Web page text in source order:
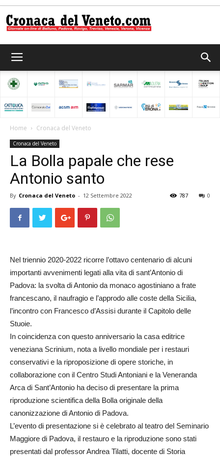
del
Home Cronaca del Veneto
Cronaca del Veneto
La Bolla papale che rese
Antonio santo
By Cronaca del Veneto - 12 Settembre 2022 0
787
Nel triennio 2020-2022 ricorre l’ottavo centenario di alcuni
importanti avvenimenti legati alla vita di sant’Antonio di
Padova: la svolta di Antonio da monaco agostiniano a frate
francescano, il naufragio e l’approdo alle coste della Sicilia,
l’incontro con Francesco d’Assisi durante il Capitolo delle
Stuoie.
In coincidenza con questo anniversario la casa editrice
veneziana Scrinium, nota a livello mondiale per i restauri
conservativi e la riproposizione di opere storiche, in
collaborazione con il Centro Studi Antoniani e la Veneranda
Arca di Sant’Antonio ha deciso di presentare la prima
riproduzione scientifica della Bolla originale della
canonizzazione di Antonio di Padova.
L’evento di presentazione si è celebrato al teatro del Seminario
Maggiore di Padova, il restauro e la riproduzione sono stati
presentati dal professor Andrea Tilatti, docente di Storia